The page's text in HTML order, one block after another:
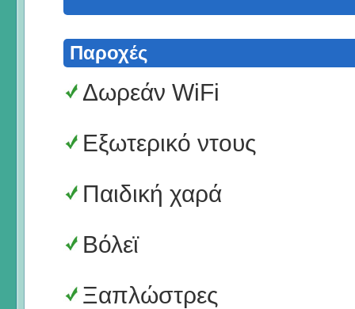
Παροχές
Δωρεάν WiFi
Εξωτερικό ντους
Παιδική χαρά
Bόλεϊ
Ξαπλώστρες